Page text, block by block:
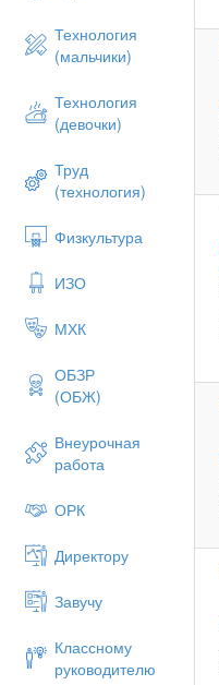
Технология
(мальчики)
Технология
(девочки)
Труд
(технология)
Физкультура
ИЗО
МХК
ОБЗР
(ОБЖ)
Внеурочная
работа
ОРК
Директору
Завучу
Классному
руководителю